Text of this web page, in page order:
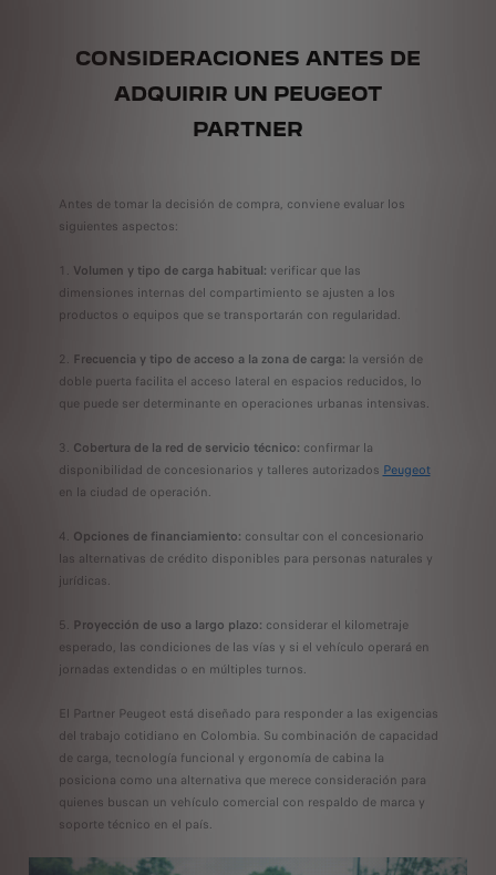
CONSIDERACIONES ANTES DE
ADQUIRIR UN PEUGEOT
PARTNER
Antes de tomar la decisión de compra, conviene evaluar los
siguientes aspectos:
Volumen y tipo de carga habitual: verificar que las
dimensiones internas del compartimiento se ajusten a los
productos o equipos que se transportarán con regularidad.
Frecuencia y tipo de acceso a la zona de carga: la versión de
doble puerta facilita el acceso lateral en espacios reducidos, lo
que puede ser determinante en operaciones urbanas intensivas.
Cobertura de la red de servicio técnico: confirmar la
disponibilidad de concesionarios y talleres autorizados Peugeot
en la ciudad de operación.
Opciones de financiamiento: consultar con el concesionario
las alternativas de crédito disponibles para personas naturales y
jurídicas.
Proyección de uso a largo plazo: considerar el kilometraje
esperado, las condiciones de las vías y si el vehículo operará en
jornadas extendidas o en múltiples turnos.
El Partner Peugeot está diseñado para responder a las exigencias
del trabajo cotidiano en Colombia. Su combinación de capacidad
de carga, tecnología funcional y ergonomía de cabina la
posiciona como una alternativa que merece consideración para
quienes buscan un vehículo comercial con respaldo de marca y
soporte técnico en el país.